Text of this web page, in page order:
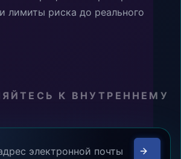
лимиты риска до реального
К ВНУТРЕННЕМУ